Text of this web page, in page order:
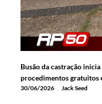
Busão da castração
procedimentos gratuitos
30/06/2026 Jack Seed